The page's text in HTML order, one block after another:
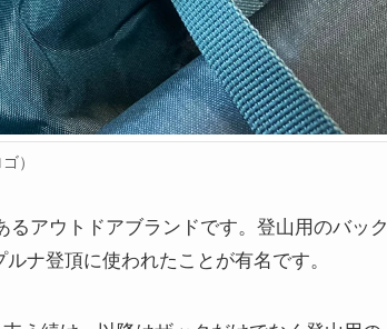
）
アウトドアブランドです。登山用のバック
ナ登頂に使われたことが有名です。